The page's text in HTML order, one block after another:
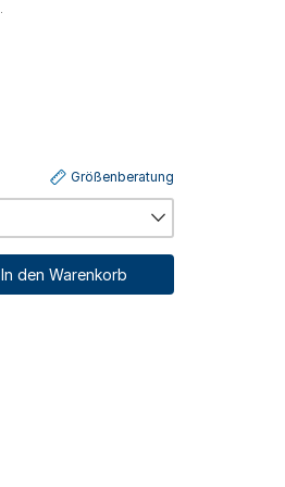
Größenberatung
In den Warenkorb